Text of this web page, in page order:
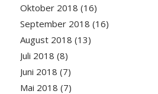
Oktober 2018 (16)
September 2018 (16)
August 2018 (13)
Juli 2018 (8)
Juni 2018 (7)
Mai 2018 (7)